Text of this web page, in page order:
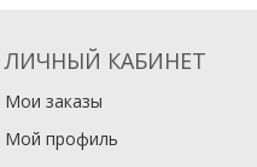
ЛИЧНЫЙ КАБИНЕТ
Мои заказы
Мой профиль